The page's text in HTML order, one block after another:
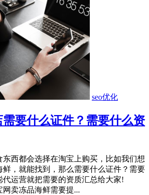
seo优化
要什么证件？需要什么资
都会选择在淘宝上购买，比如我们想
鲜，就能找到，那么需要什么证件？需要
代运营就把需要的资质汇总给大家!
卖冻品海鲜需要提...